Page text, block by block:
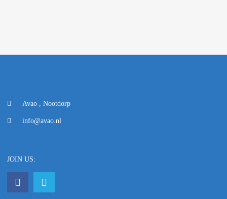
Avao , Nootdorp
info@avao.nl
JOIN US: